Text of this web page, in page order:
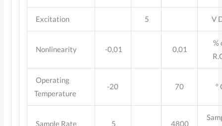
Excitation 5 V
Nonlinearity -0,01 0,01
%
Operating
Temperature
-20 70 °
Sample Rate 5 4800